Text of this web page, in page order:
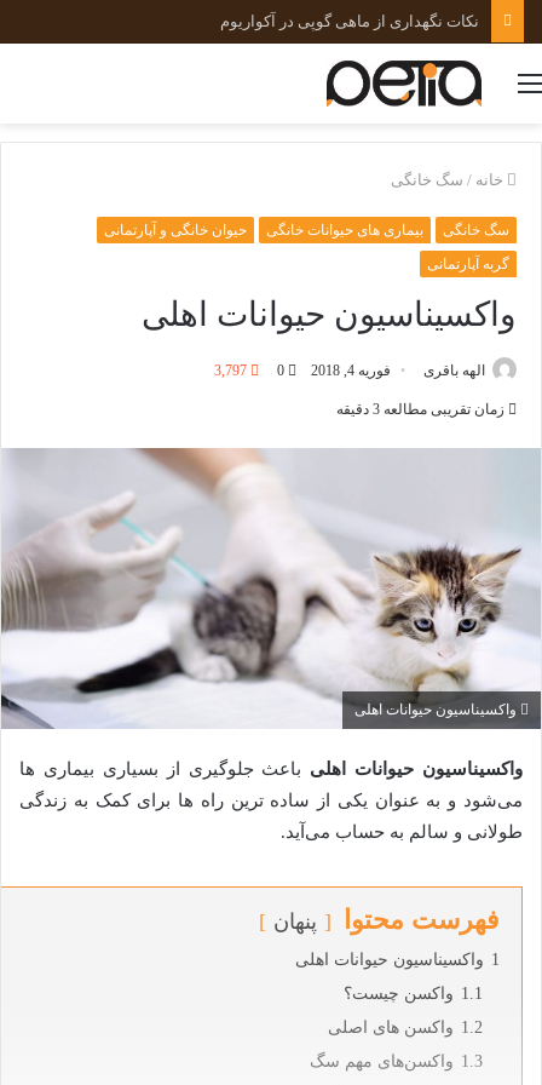
نکات نگهداری از ماهی گوپی در آکواریوم
منو
خانه / سگ خانگی
سگ خانگی بیماری های حیوانات خانگی
حیوان خانگی و آپارتمانی
گربه آپارتمانی
واکسیناسیون حیوانات اهلی
الهه باقری فوریه 4, 2018 0
3,797
زمان تقریبی مطالعه 3 دقیقه
واکسیناسیون حیوانات اهلی
واکسیناسیون حیوانات اهلی باعث جلوگیری از بسیاری بیماری‌ ها
می‌شود و به عنوان یکی از ساده ترین راه ها برای کمک به زندگی
طولانی و سالم به حساب می‌آید.
فهرست محتوا پنهان
1 واکسیناسیون حیوانات اهلی
1.1 واکسن چیست؟
1.2 واکسن های اصلی
1.3 واکسن‌های مهم سگ